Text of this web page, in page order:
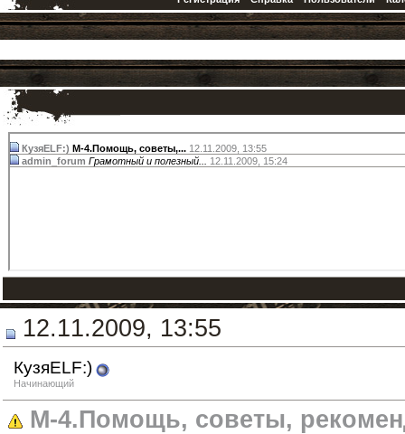
КузяELF:) М-4.Помощь, советы,... 12.11.2009, 13:55
admin_forum Грамотный и полезный... 12.11.2009, 15:24
12.11.2009, 13:55
КузяELF:)
Начинающий
М-4.Помощь, советы,